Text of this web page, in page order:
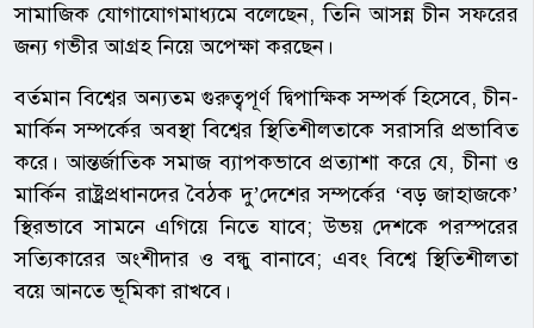
সামাজিক যোগাযোগমাধ্যমে বলেছেন, তিনি আসন্ন চীন সফরের
জন্য গভীর আগ্রহ নিয়ে অপেক্ষা করছেন।
বর্তমান বিশ্বের অন্যতম গুরুত্বপূর্ণ দ্বিপাক্ষিক সম্পর্ক হিসেবে, চীন-
মার্কিন সম্পর্কের অবস্থা বিশ্বের স্থিতিশীলতাকে সরাসরি প্রভাবিত
করে। আন্তর্জাতিক সমাজ ব্যাপকভাবে প্রত্যাশা করে যে, চীনা ও
মার্কিন রাষ্ট্রপ্রধানদের বৈঠক দু’দেশের সম্পর্কের ‘বড় জাহাজকে’
স্থিরভাবে সামনে এগিয়ে নিতে যাবে; উভয় দেশকে পরস্পরের
সত্যিকারের অংশীদার ও বন্ধু বানাবে; এবং বিশ্বে স্থিতিশীলতা
বয়ে আনতে ভূমিকা রাখবে।